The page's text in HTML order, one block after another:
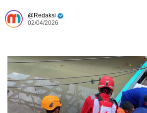
Redaksi
02/04/2026